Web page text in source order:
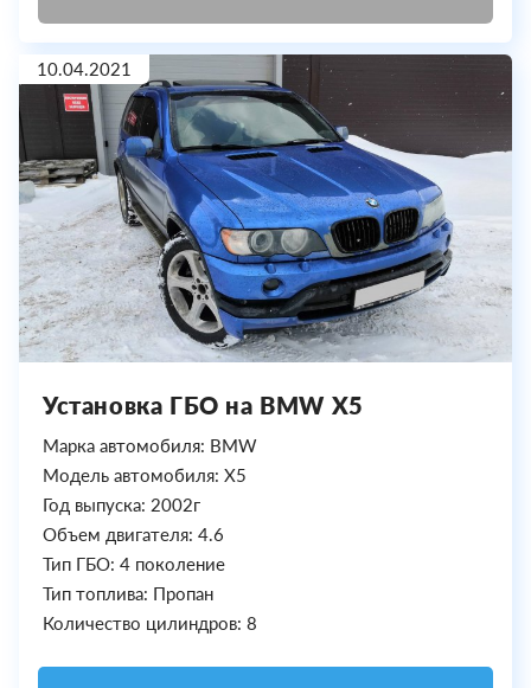
10.04.2021
Установка ГБО на BMW X5
Марка автомобиля: BMW
Модель автомобиля: X5
Год выпуска: 2002г
Объем двигателя: 4.6
Тип ГБО: 4 поколение
Тип топлива: Пропан
Количество цилиндров: 8